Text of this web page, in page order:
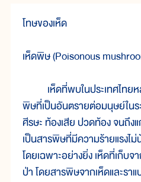
โทษของเห็ด
เห็ดพิษ (Poisonous
เห็ดที่พบในประเทศไทยห
พิษที่เป็นอันตรายต่อมนุษย์ในร
ศีรษะ ท้องเสีย ปวดท้อง จนถึง
เป็นสารพิษที่มีความร้ายแรง
โดยเฉพาะอย่างยิ่ง เห็ดที่เก็บ
ป่า โดยสารพิษจากเห็ดและรา